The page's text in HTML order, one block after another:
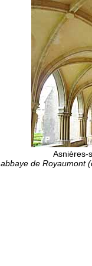
Asnières-
abbaye de Royaumont